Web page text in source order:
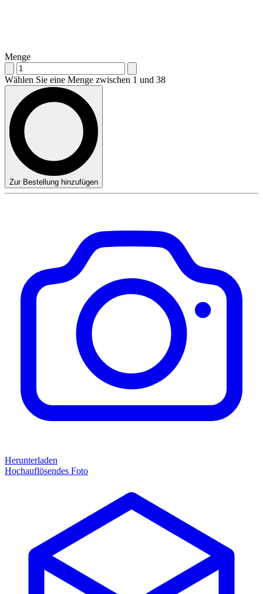
Menge
Wählen Sie eine Menge zwischen 1 und 38
Zur Bestellung hinzufügen
Herunterladen
Hochauflösendes Foto